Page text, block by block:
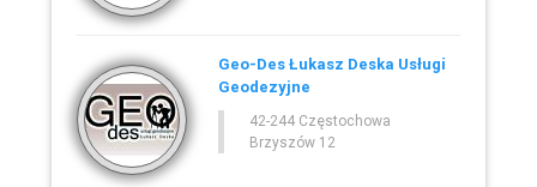
Geo-Des Łukasz Deska Usługi
Geodezyjne
42-244 Częstochowa
Brzyszów 12